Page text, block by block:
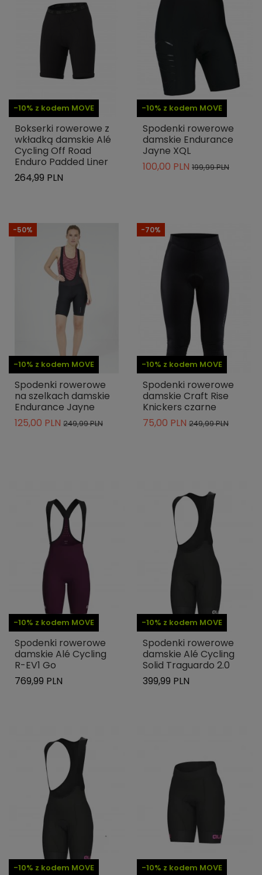
-10% z kodem MOVE
Bokserki rowerowe z
wkładką damskie Alé
Cycling Off Road
Enduro Padded Liner
264,99 PLN
-10% z kodem MOVE
Spodenki rowerowe
damskie Endurance
Jayne XQL
100,00 PLN 199,99 PLN
-10% z kodem MOVE
-50%
Spodenki rowerowe
na szelkach damskie
Endurance Jayne
125,00 PLN 249,99 PLN
-10% z kodem MOVE
-70%
Spodenki rowerowe
damskie Craft Rise
Knickers czarne
75,00 PLN 249,99 PLN
-10% z kodem MOVE
Spodenki rowerowe
damskie Alé Cycling
R-EV1 Go
769,99 PLN
-10% z kodem MOVE
Spodenki rowerowe
damskie Alé Cycling
Solid Traguardo 2.0
399,99 PLN
-10% z kodem MOVE -10% z kodem MOVE